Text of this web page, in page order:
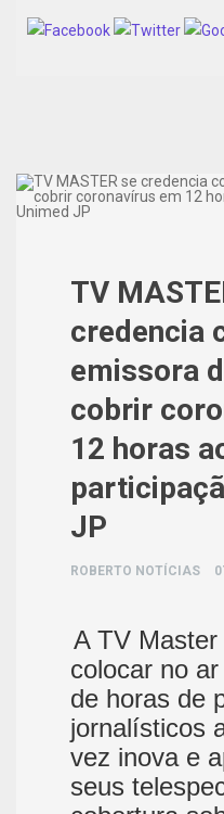
TV
credencia
emissora
cobrir
12 horas
JP
ROBERTO NOTÍCIAS
A TV
colocar no
de horas de
jornalísticos
vez inova e
seus